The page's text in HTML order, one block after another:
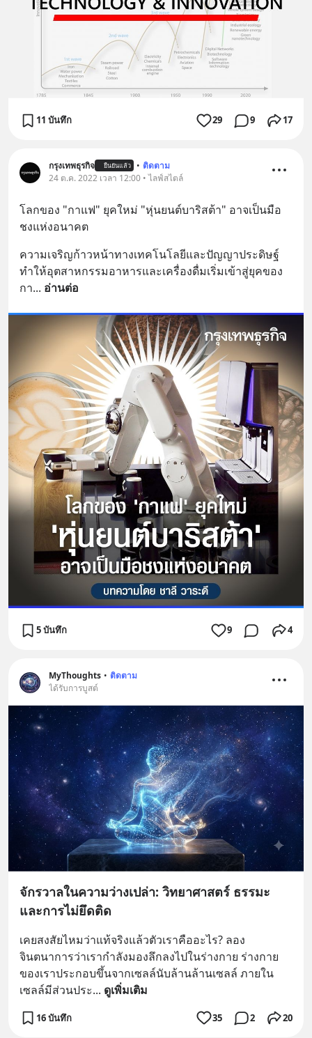
11 บันทึก 29 9 17
กรุงเทพธุรกิจ ยืนยันแล้ว • ติดตาม
24 ต.ค. 2022 เวลา 12:00 • ไลฟ์สไตล์
โลกของ "กาแฟ" ยุคใหม่ "หุ่นยนต์บาริสต้า" อาจเป็นมือ
ชงแห่งอนาคต
ความเจริญก้าวหน้าทางเทคโนโลยีและปัญญาประดิษฐ์
ทำให้อุตสาหกรรมอาหารและเครื่องดื่มเริ่มเข้าสู่ยุคของ
กา... อ่านต่อ
5 บันทึก 9 4
MyThoughts • ติดตาม
ได้รับการบูสต์
จักรวาลในความว่างเปล่า: วิทยาศาสตร์ ธรรมะ
และการไม่ยึดติด
เคยสงสัยไหมว่าแท้จริงแล้วตัวเราคืออะไร? ลอง
จินตนาการว่าเรากำลังมองลึกลงไปในร่างกาย ร่างกาย
ของเราประกอบขึ้นจากเซลล์นับล้านล้านเซลล์ ภายใน
เซลล์มีส่วนประ... ดูเพิ่มเติม
16 บันทึก 35 2 20